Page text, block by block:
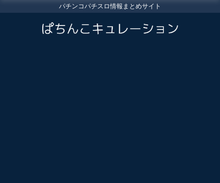
パチンコパチスロ情報まとめサイト